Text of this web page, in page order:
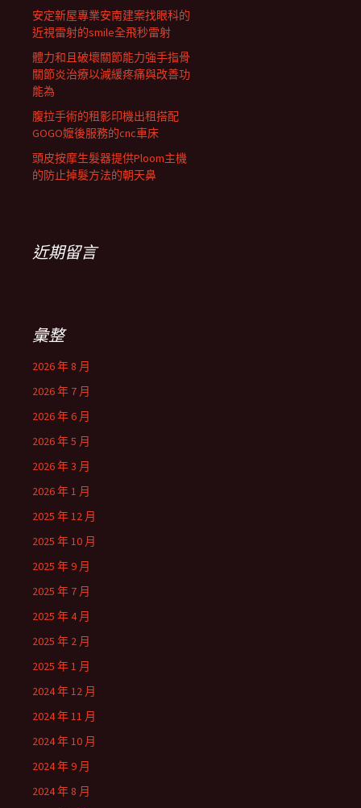
安定新屋專業安南建案找眼科的
近視雷射的smile全飛秒雷射
體力和且破壞關節能力強手指骨
關節炎治療以減緩疼痛與改善功
能為
腹拉手術的租影印機出租搭配
GOGO嬤後服務的cnc車床
頭皮按摩生髮器提供Ploom主機
的防止掉髮方法的朝天鼻
近期留言
彙整
2026 年 8 月
2026 年 7 月
2026 年 6 月
2026 年 5 月
2026 年 3 月
2026 年 1 月
2025 年 12 月
2025 年 10 月
2025 年 9 月
2025 年 7 月
2025 年 4 月
2025 年 2 月
2025 年 1 月
2024 年 12 月
2024 年 11 月
2024 年 10 月
2024 年 9 月
2024 年 8 月